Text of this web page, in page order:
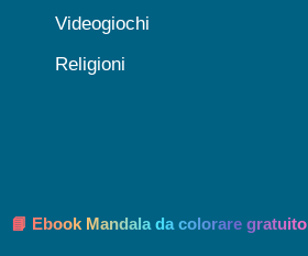
Videogiochi
Religioni
📘 Ebook Mandala da colorare gratuito